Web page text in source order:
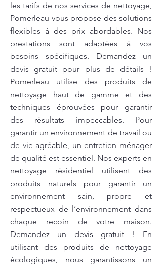
les tarifs de nos services de nettoyage,
Pomerleau vous propose des solutions
flexibles à des prix abordables. Nos
prestations sont adaptées à vos
besoins spécifiques. Demandez un
devis gratuit pour plus de détails !
Pomerleau utilise des produits de
nettoyage haut de gamme et des
techniques éprouvées pour garantir
des résultats impeccables. Pour
garantir un environnement de travail ou
de vie agréable, un entretien ménager
de qualité est essentiel. Nos experts en
nettoyage résidentiel utilisent des
produits naturels pour garantir un
environnement sain, propre et
respectueux de l’environnement dans
chaque recoin de votre maison.
Demandez un devis gratuit ! En
utilisant des produits de nettoyage
écologiques, nous garantissons un